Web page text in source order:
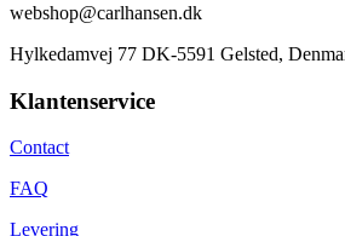
webshop@carlhansen.dk
Hylkedamvej 77 DK-5591 Gelsted,
Klantenservice
Contact
FAQ
Levering